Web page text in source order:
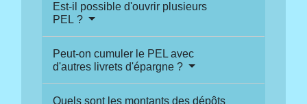
Est-il possible d'ouvrir plusieurs
PEL ?
Peut-on cumuler le PEL avec
d'autres livrets d'épargne ?
Quels sont les montants des dépôts